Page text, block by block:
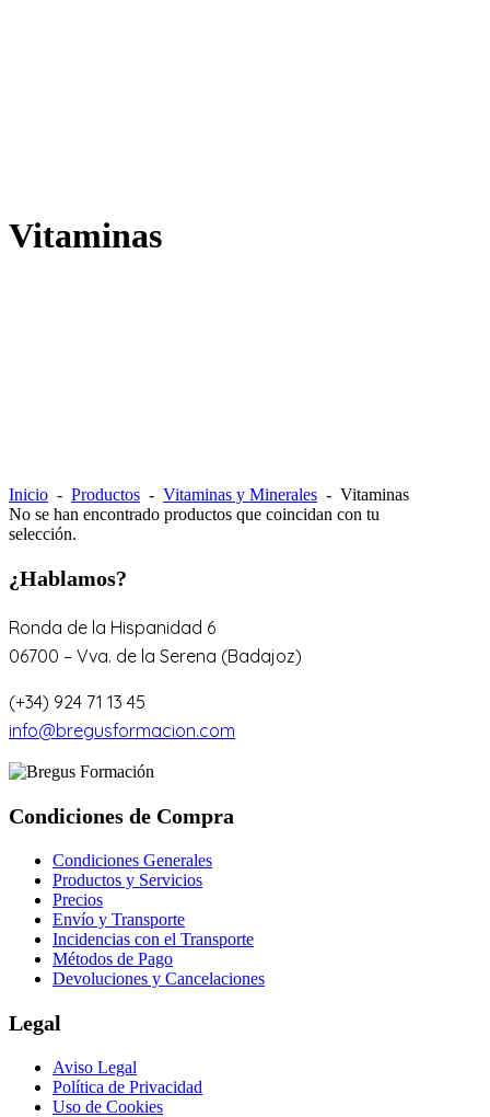
Vitaminas
Inicio - Productos - Vitaminas y Minerales - Vitaminas
No se han encontrado productos que coincidan con tu
selección.
¿Hablamos?
Ronda de la Hispanidad 6
06700 – Vva. de la Serena (Badajoz)
(+34) 924 71 13 45
info@bregusformacion.com
Condiciones de Compra
Condiciones Generales
Productos y Servicios
Precios
Envío y Transporte
Incidencias con el Transporte
Métodos de Pago
Devoluciones y Cancelaciones
Legal
Aviso Legal
Política de Privacidad
Uso de Cookies